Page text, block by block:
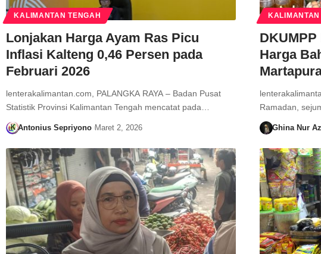
KALIMANTAN TENGAH
Lonjakan Harga Ayam Ras Picu
Inflasi Kalteng 0,46 Persen pada
Februari 2026
lenterakalimantan.com, PALANGKA RAYA – Badan Pusat
Statistik Provinsi Kalimantan Tengah mencatat pada…
Antonius Sepriyono Maret 2, 2026
KALIMANTAN
Harga
Ramadan,
Ghina Nur